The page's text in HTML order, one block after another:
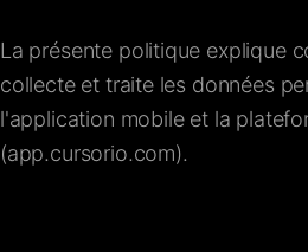
À propos
FAQ
La présente politique explique
collecte et traite les données
l'application mobile et la
(app.cursorio.com).